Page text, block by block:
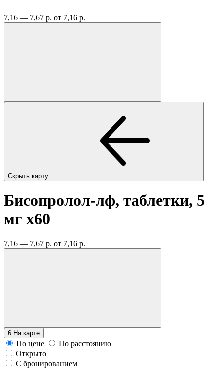
7,16 — 7,67 р. от 7,16 р.
Скрыть карту
Бисопролол-лф, таблетки, 5
мг x60
7,16 — 7,67 р. от 7,16 р.
6 На карте
По цене
По расстоянию
Открыто
С бронированием